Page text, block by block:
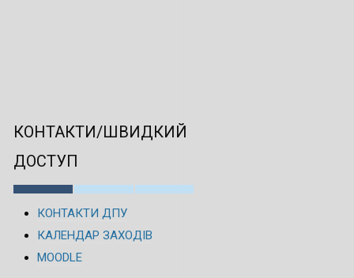
КОНТАКТИ/ШВИДКИЙ
ДОСТУП
КОНТАКТИ ДПУ
КАЛЕНДАР ЗАХОДІВ
MOODLE